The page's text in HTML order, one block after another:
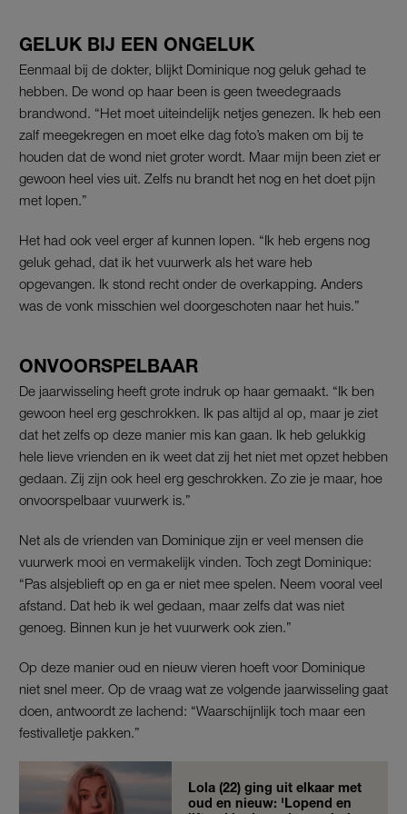
GELUK BIJ EEN ONGELUK
Eenmaal bij de dokter, blijkt Dominique nog geluk gehad te
hebben. De wond op haar been is geen tweedegraads
brandwond. “Het moet uiteindelijk netjes genezen. Ik heb een
zalf meegekregen en moet elke dag foto’s maken om bij te
houden dat de wond niet groter wordt. Maar mijn been ziet er
gewoon heel vies uit. Zelfs nu brandt het nog en het doet pijn
met lopen.”
Het had ook veel erger af kunnen lopen. “Ik heb ergens nog
geluk gehad, dat ik het vuurwerk als het ware heb
opgevangen. Ik stond recht onder de overkapping. Anders
was de vonk misschien wel doorgeschoten naar het huis.”
ONVOORSPELBAAR
De jaarwisseling heeft grote indruk op haar gemaakt. “Ik ben
gewoon heel erg geschrokken. Ik pas altijd al op, maar je ziet
dat het zelfs op deze manier mis kan gaan. Ik heb gelukkig
hele lieve vrienden en ik weet dat zij het niet met opzet hebben
gedaan. Zij zijn ook heel erg geschrokken. Zo zie je maar, hoe
onvoorspelbaar vuurwerk is.”
Net als de vrienden van Dominique zijn er veel mensen die
vuurwerk mooi en vermakelijk vinden. Toch zegt Dominique:
“Pas alsjeblieft op en ga er niet mee spelen. Neem vooral veel
afstand. Dat heb ik wel gedaan, maar zelfs dat was niet
genoeg. Binnen kun je het vuurwerk ook zien.”
Op deze manier oud en nieuw vieren hoeft voor Dominique
niet snel meer. Op de vraag wat ze volgende jaarwisseling gaat
doen, antwoordt ze lachend: “Waarschijnlijk toch maar een
festivalletje pakken.”
Lola (22) ging uit elkaar met
oud en nieuw: 'Lopend en